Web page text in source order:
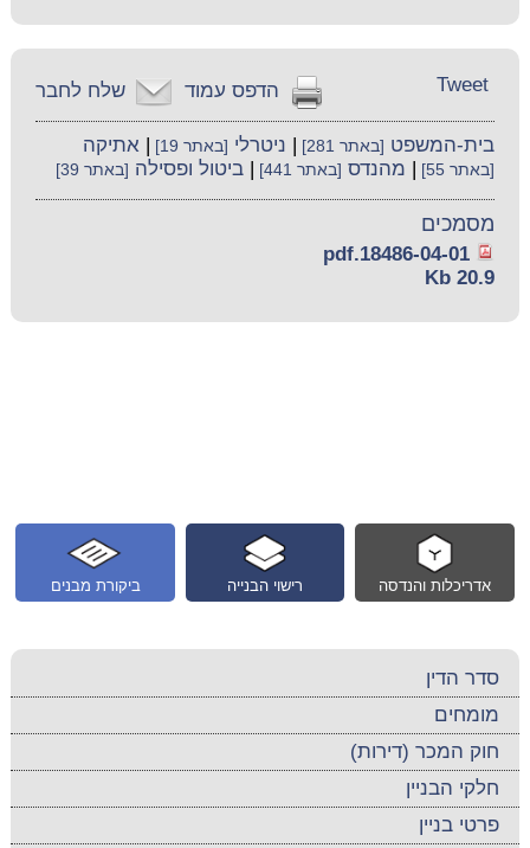
שלח לחבר הדפס עמוד Tweet
בית-המשפט [באתר 281] ניטרלי [באתר 19] |אתיקה
[באתר 55] מהנדס [באתר 441] |ביטול ופסילה [באתר 39]
מסמכים
18486-04-01.pdf
20.9 Kb
ביקורת מבנים רישוי הבנייה אדריכלות והנדסה
סדר הדין
מומחים
חוק המכר (דירות)
חלקי הבניין
פרטי בניין